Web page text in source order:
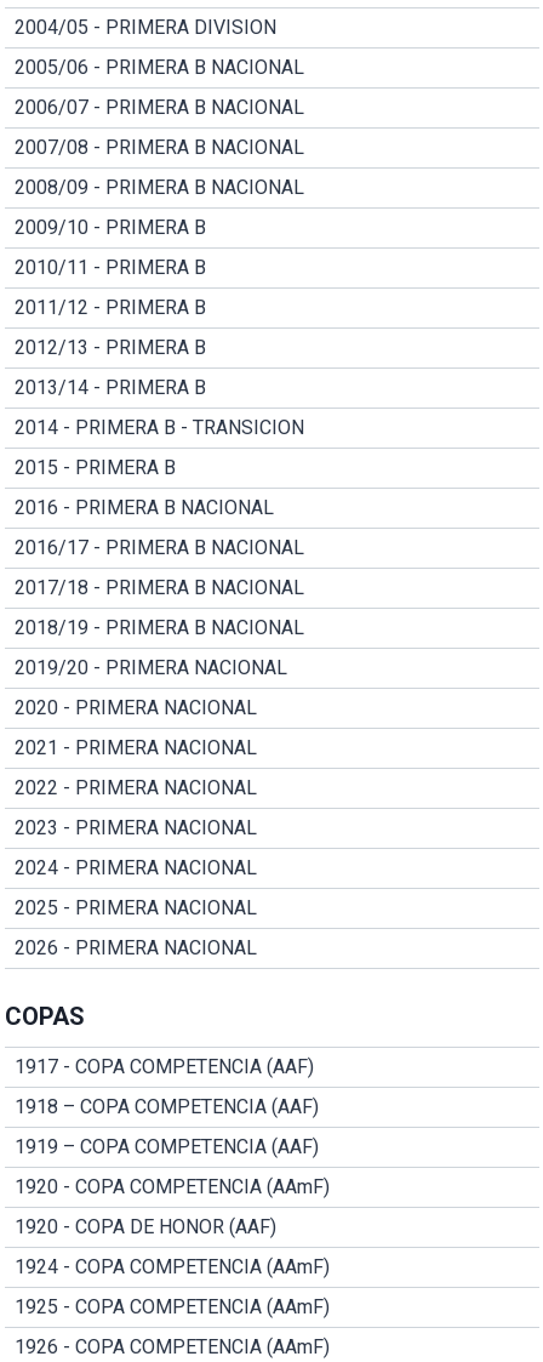
2004/05 - PRIMERA DIVISION
2005/06 - PRIMERA B NACIONAL
2006/07 - PRIMERA B NACIONAL
2007/08 - PRIMERA B NACIONAL
2008/09 - PRIMERA B NACIONAL
2009/10 - PRIMERA B
2010/11 - PRIMERA B
2011/12 - PRIMERA B
2012/13 - PRIMERA B
2013/14 - PRIMERA B
2014 - PRIMERA B - TRANSICION
2015 - PRIMERA B
2016 - PRIMERA B NACIONAL
2016/17 - PRIMERA B NACIONAL
2017/18 - PRIMERA B NACIONAL
2018/19 - PRIMERA B NACIONAL
2019/20 - PRIMERA NACIONAL
2020 - PRIMERA NACIONAL
2021 - PRIMERA NACIONAL
2022 - PRIMERA NACIONAL
2023 - PRIMERA NACIONAL
2024 - PRIMERA NACIONAL
2025 - PRIMERA NACIONAL
2026 - PRIMERA NACIONAL
COPAS
1917 - COPA COMPETENCIA (AAF)
1918 – COPA COMPETENCIA (AAF)
1919 – COPA COMPETENCIA (AAF)
1920 - COPA COMPETENCIA (AAmF)
1920 - COPA DE HONOR (AAF)
1924 - COPA COMPETENCIA (AAmF)
1925 - COPA COMPETENCIA (AAmF)
1926 - COPA COMPETENCIA (AAmF)